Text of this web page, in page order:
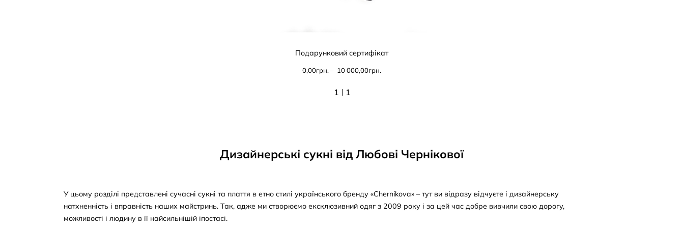
Подарунковий сертифікат
грн.
0,00 – грн.
10 000,00
1 1
Дизайнерські сукні від Любові Чернікової
У цьому розділі представлені сучасні сукні та плаття в етно стилі українського бренду «Chernikova» – тут ви відразу відчуєте і дизайнерську
натхненність і вправність наших майстринь. Так, адже ми створюємо ексклюзивний одяг з 2009 року і за цей час добре вивчили свою дорогу,
можливості і людину в її найсильнішій іпостасі.